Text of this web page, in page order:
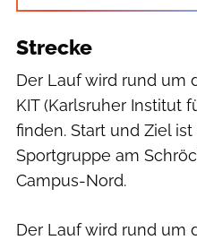
Strecke
Der Lauf wird rund um
KIT (Karlsruher Institut
finden. Start und Ziel
Sportgruppe am
Campus-Nord.
Der Lauf wird rund um